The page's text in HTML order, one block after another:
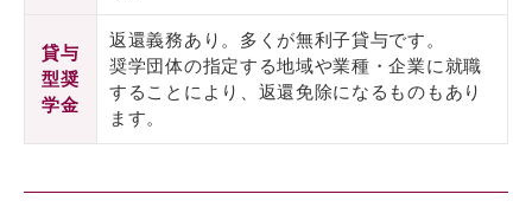
貸与
型奨
学金
返還義務あり。多くが無利子貸与です。
奨学団体の指定する地域や業種・企業に就職
することにより、返還免除になるものもあり
ます。